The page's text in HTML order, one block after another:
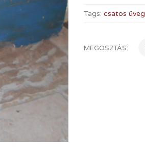
Tags: csatos üveg
MEGOSZTÁS: